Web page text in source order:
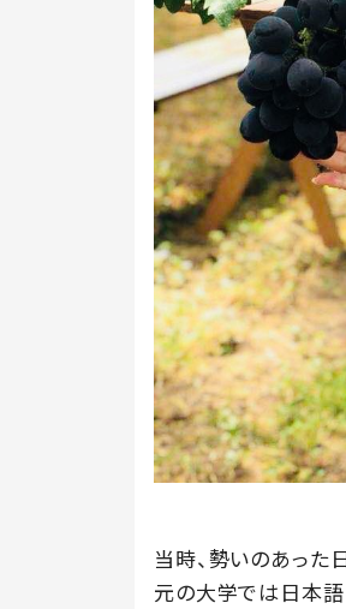
当時、勢いのあった
元の大学では日本